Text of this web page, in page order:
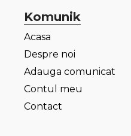
Komunik
Acasa
Despre noi
Adauga comunicat
Contul meu
Contact